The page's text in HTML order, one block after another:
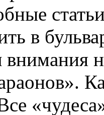
в
внимания